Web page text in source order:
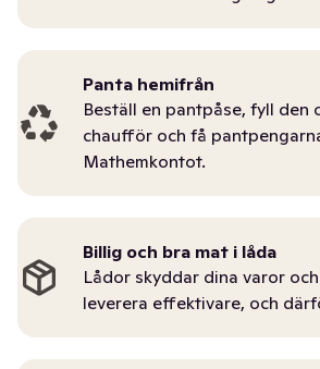
Panta hemifrån
Beställ en pantpåse, fyll den
chaufför och få
Mathemkontot.
Billig och bra mat i låda
Lådor skyddar dina varor
leverera effektivare, och